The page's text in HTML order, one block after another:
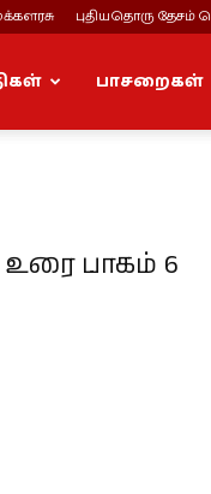
புதியதொரு
பாசறைகள்
பாகம் 6